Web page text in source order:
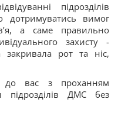
підрозділів
дотримуватись вимог
а саме правильно
захисту -
рот та ніс,
до вас з проханням
підрозділів ДМС без